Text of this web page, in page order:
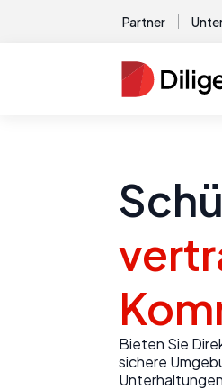
Partner
Bieten Sie
sichere